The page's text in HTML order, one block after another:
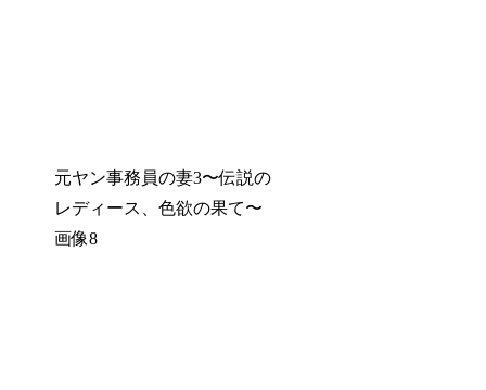
元ヤン事務員の妻3〜伝説の
レディース、色欲の果て〜
画像8